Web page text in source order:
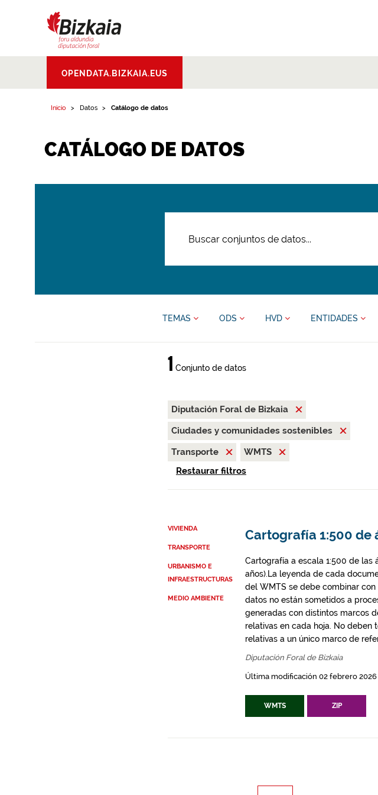
Aldundia.Diputacion
Foral de Bizkaia
OPENDATA.BIZKAIA.EUS
Inicio Datos Catálogo de datos
CATÁLOGO DE DATOS
TEMAS ODS HVD ENTIDADES
1 Conjunto de datos
Diputación Foral de Bizkaia
Ciudades y comunidades sostenibles
Transporte
WMTS
Restaurar filtros
VIVIENDA
TRANSPORTE
URBANISMO E
INFRAESTRUCTURAS
MEDIO AMBIENTE
Cartografía 1:500 de
Cartografía a escala 1:500 de las
años).La leyenda de cada
del WMTS se debe combinar
datos no están sometidos a
generadas con distintos marcos
relativas en cada hoja. No
relativas a un único marco de
Diputación Foral de Bizkaia
Última modificación 02 febrero 2026
WMTS ZIP